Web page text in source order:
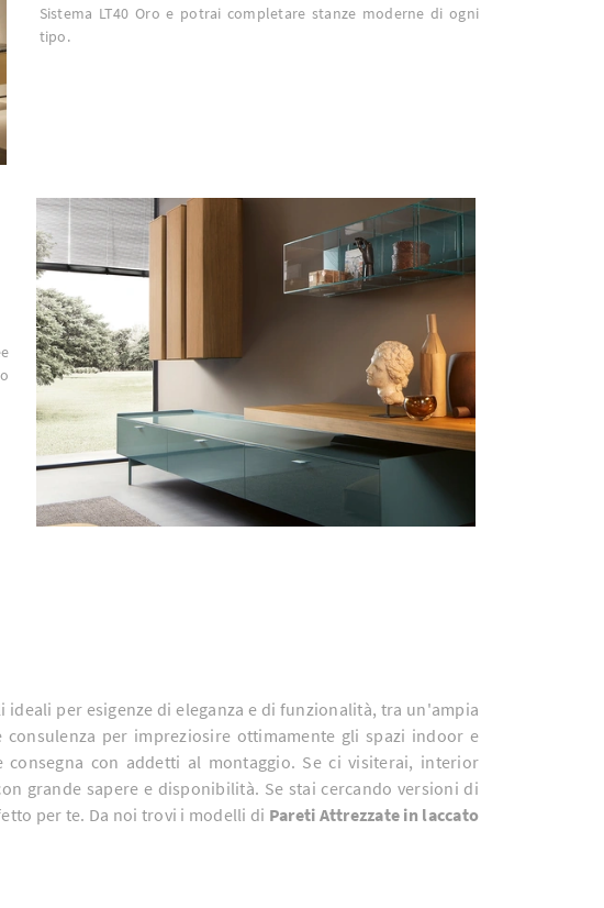
Sistema LT40 Oro e potrai completare stanze moderne di ogni
tipo.
per esigenze di eleganza e di funzionalità, tra un'ampia
per impreziosire ottimamente gli spazi indoor e
con addetti al montaggio. Se ci visiterai, interior
grande sapere e disponibilità. Se stai cercando versioni di
per te. Da noi trovi i modelli di Pareti Attrezzate in laccato